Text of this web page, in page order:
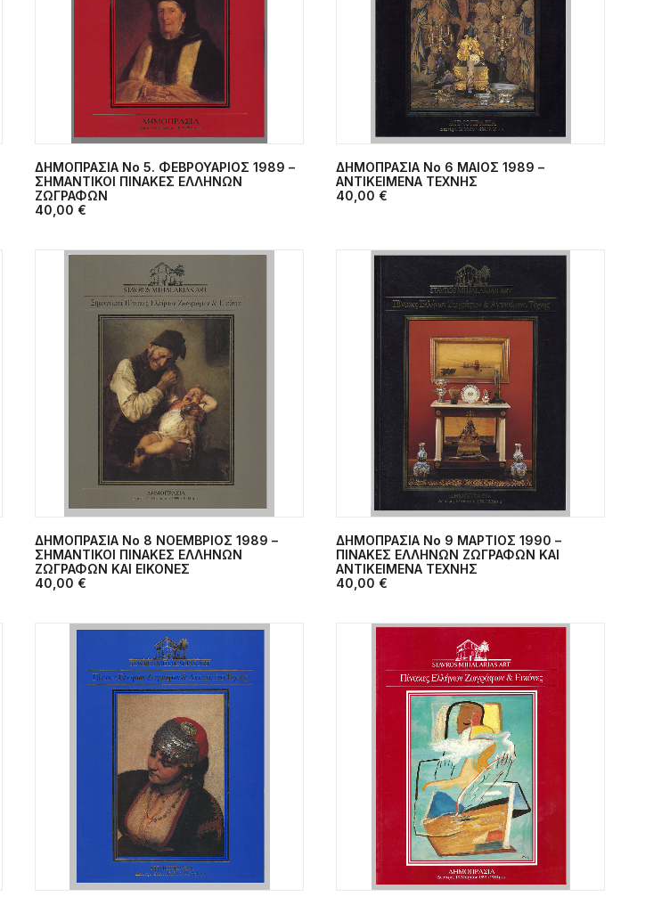
ΠΡΟΣΘΉΚΗ ΣΤΟ ΚΑΛΆΘΙ
ΔΗΜΟΠΡΑΣΙΑ Νο 5. ΦΕΒΡΟΥΑΡΙΟΣ 1989 –
ΣΗΜΑΝΤΙΚΟΙ ΠΙΝΑΚΕΣ ΕΛΛΗΝΩΝ
ΖΩΓΡΑΦΩΝ
40,00 €
ΠΡΟΣΘΉΚΗ ΣΤΟ ΚΑΛΆΘΙ
ΔΗΜΟΠΡΑΣΙΑ Νο 6 ΜΑΙΟΣ 1989 –
ΑΝΤΙΚΕΙΜΕΝΑ ΤΕΧΝΗΣ
40,00 €
ΠΡΟΣΘΉΚΗ ΣΤΟ ΚΑΛΆΘΙ
ΔΗΜΟΠΡΑΣΙΑ Νο 8 ΝΟΕΜΒΡΙΟΣ 1989 –
ΣΗΜΑΝΤΙΚΟΙ ΠΙΝΑΚΕΣ ΕΛΛΗΝΩΝ
ΖΩΓΡΑΦΩΝ ΚΑΙ ΕΙΚΟΝΕΣ
40,00 €
ΠΡΟΣΘΉΚΗ ΣΤΟ ΚΑΛΆΘΙ
ΔΗΜΟΠΡΑΣΙΑ Νο 9 ΜΑΡΤΙΟΣ 1990 –
ΠΙΝΑΚΕΣ ΕΛΛΗΝΩΝ ΖΩΓΡΑΦΩΝ ΚΑΙ
ANTIKEIMENA TEXNHΣ
40,00 €